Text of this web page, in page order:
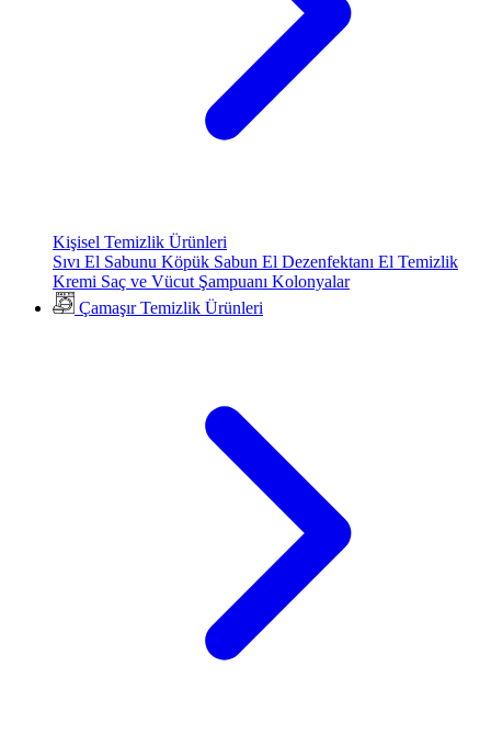
Kişisel Temizlik Ürünleri
Sıvı El Sabunu Köpük Sabun El Dezenfektanı El Temizlik
Kremi Saç ve Vücut Şampuanı Kolonyalar
Çamaşır Temizlik Ürünleri